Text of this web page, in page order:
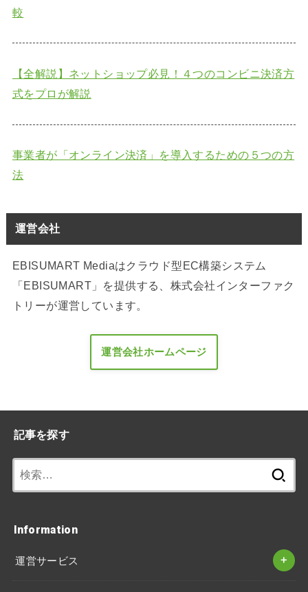
較
【全解説】ネットショップ必見！４つのコンビニ決済方
式をプロが解説
事業者が「オンライン決済」を導入するための５つの方
法
運営会社
EBISUMART Mediaはクラウド型EC構築システム
「EBISUMART」を提供する、株式会社インターファク
トリーが運営しています。
運営会社ホームページ
記事を探す
Information
運営サービス